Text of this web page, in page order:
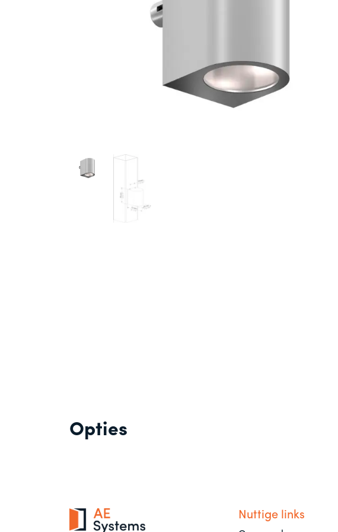
Opties
Nuttige links